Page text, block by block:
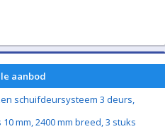
aanbod
schuifdeursysteem 3 deurs,
mm, 2400 mm breed, 3 stuks